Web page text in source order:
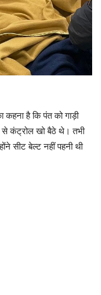
है कि पंत को गाड़ी
कंट्रोल खो बैठे थे। तभी
सीट बेल्ट नहीं पहनी थी